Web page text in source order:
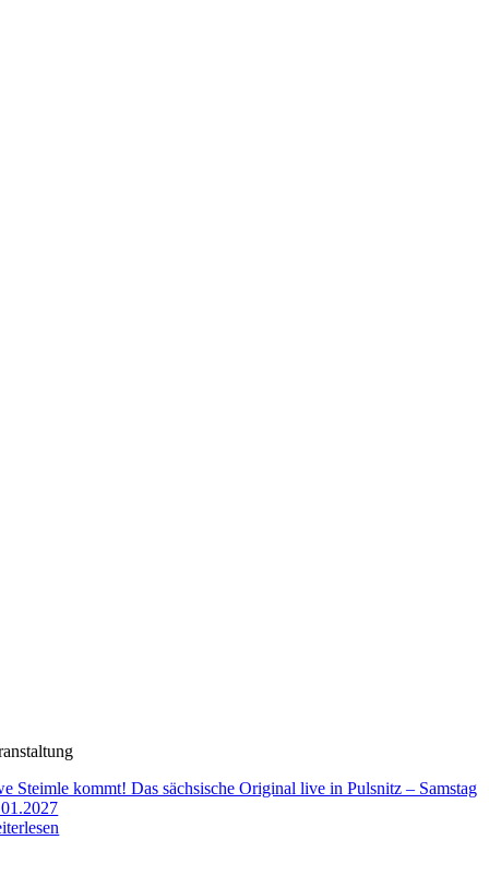
Steimle kommt! Das sächsische Original live in Pulsnitz – Samstag